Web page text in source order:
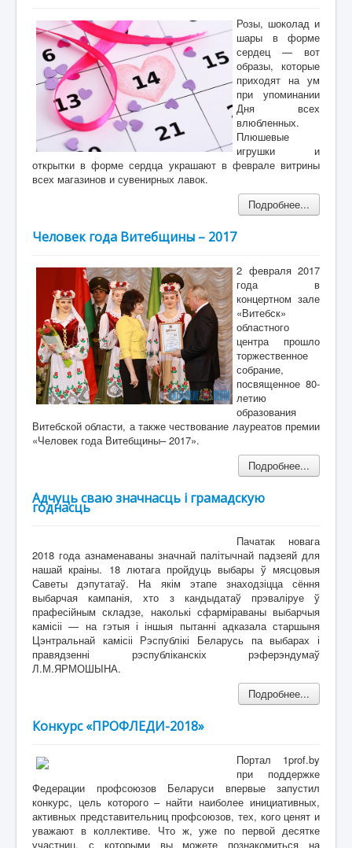
Розы, шоколад и
шары в форме
сердец — вот
образы, которые
приходят на ум
при упоминании
Дня всех
влюбленных.
Плюшевые
игрушки и
открытки в форме сердца украшают в феврале витрины
всех магазинов и сувенирных лавок.
Подробнее...
Человек года Витебщины – 2017
2 февраля 2017
года в
концертном зале
«Витебск»
областного
центра прошло
торжественное
собрание,
посвященное 80-
летию
образования
Витебской области, а также чествование лауреатов премии
«Человек года Витебщины– 2017».
Подробнее...
Адчуць сваю значнасць і грамадскую
годнасць
Пачатак новага
2018 года азнаменаваны значнай палітычнай падзеяй для
нашай краіны. 18 лютага пройдуць выбары ў мясцовыя
Саветы дэпутатаў. На якім этапе знаходзіцца сёння
выбарчая кампанія, хто з кандыдатаў прэваліруе ў
прафесійным складзе, наколькі сфарміраваны выбарчыя
камісіі — на гэтыя і іншыя пытанні адказала старшыня
Цэнтральнай камісіі Рэспублікі Беларусь па выбарах і
правядзенні рэспубліканскіх рэферэндумаў
Л.М.ЯРМОШЫНА.
Подробнее...
Конкурс «ПРОФЛЕДИ-2018»
Портал 1prof.by
при поддержке
Федерации профсоюзов Беларуси впервые запустил
конкурс, цель которого – найти наиболее инициативных,
активных представительниц профсоюзов, тех, кого ценят и
уважают в коллективе. Что ж, уже по первой десятке
участниц, с которыми вы можете познакомиться на